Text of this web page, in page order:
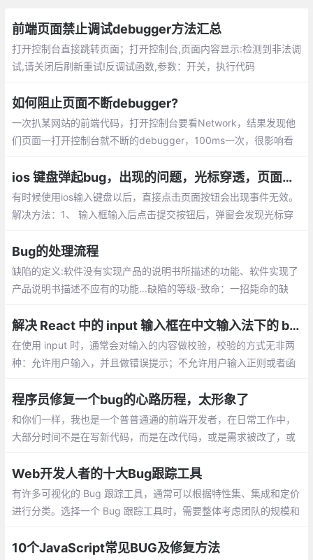
前端页面禁止调试debugger方法汇总
打开控制台直接跳转页面；打开控制台,页面内容显示:检测到非法调
试,请关闭后刷新重试!反调试函数,参数：开关，执行代码
如何阻止页面不断debugger?
一次扒某网站的前端代码，打开控制台要看Network，结果发现他
们页面一打开控制台就不断的debugger，100ms一次，很影响看
Deactivate breakpoints按钮或者按下Ctrl + f8
ios 键盘弹起bug，出现的问题，光标穿透，页面无法点击
有时候使用ios输入键盘以后，直接点击页面按钮会出现事件无效。
解决方法：1、 输入框输入后点击提交按钮后，弹窗会发现光标穿
Bug的处理流程
缺陷的定义:软件没有实现产品的说明书所描述的功能、软件实现了
产品说明书描述不应有的功能...缺陷的等级-致命：一招毙命的缺
可以引起易于纠正的异常情况、可能引起易于修复的故障或对产品
外观难以接受的缺陷。
解决 React 中的 input 输入框在中文输入法下的 bug
在使用 input 时，通常会对输入的内容做校验，校验的方式无非两
种：允许用户输入，并且做错误提示；不允许用户输入正则或者函
程序员修复一个bug的心路历程，太形象了
和你们一样，我也是一个普普通通的前端开发者，在日常工作中，
大部分时间不是在写新代码，而是在改代码，或是需求被改了，或
好，整个过程是一个怎样的经历？
Web开发人者的十大Bug跟踪工具
有许多可视化的 Bug 跟踪工具，通常可以根据特性集、集成和定价
进行分类。选择一个 Bug 跟踪工具时，需要整体考虑团队的规模和
踪工具的真正需求变成了一个强大的解决方案提供者
10个JavaScript常见BUG及修复方法